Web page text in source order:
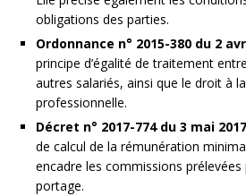
obligations des parties.
Ordonnance n° 2015-380 du 2
principe d’égalité de traitement
autres salariés, ainsi que le droit à
professionnelle.
Décret n° 2017-774 du 3 mai 2017
de calcul de la rémunération
encadre les commissions
portage.